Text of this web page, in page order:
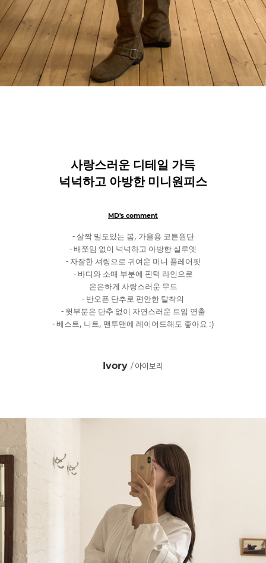
사랑스러운 디테일 가득
넉넉하고 아방한 미니원피스
MD's comment
- 살짝 밀도있는 봄, 가을용 코튼원단
- 배쪼임 없이 넉넉하고 아방한 실루엣
- 자잘한 셔링으로 귀여운 미니 플레어핏
- 바디와 소매 부분에 핀턱 라인으로
은은하게 사랑스러운 무드
- 반오픈 단추로 편안한 탈착의
- 윗부분은 단추 없이 자연스러운 트임 연출
- 베스트, 니트, 맨투맨에 레이어드해도 좋아요 :)
Ivory / 아이보리